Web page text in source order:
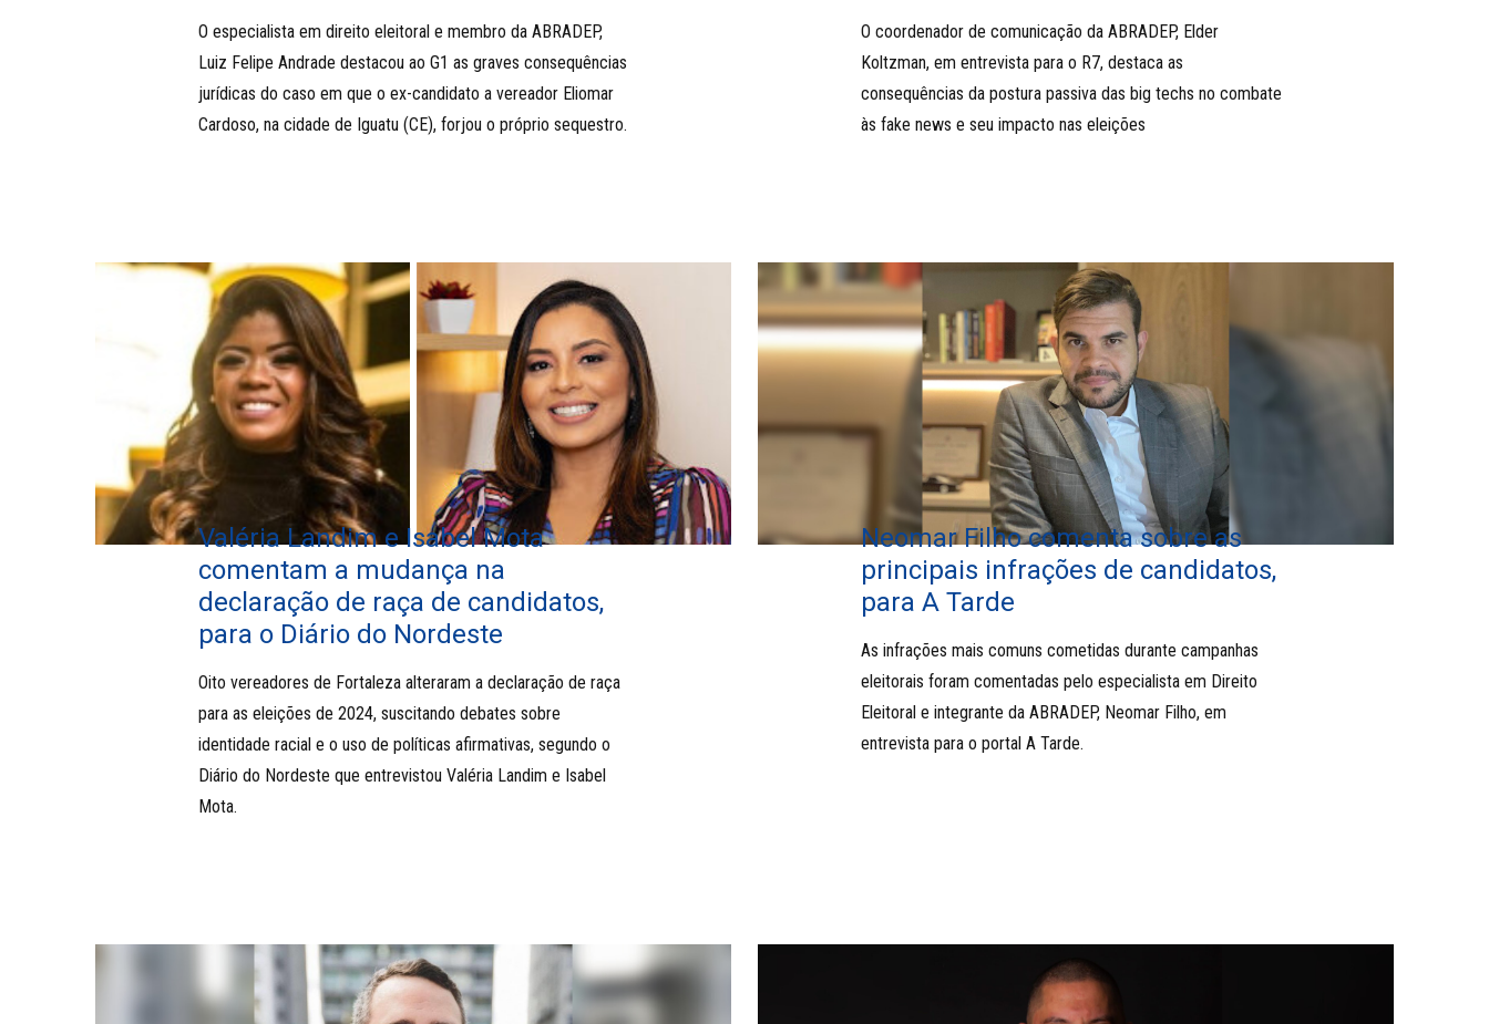
O especialista em direito eleitoral e membro da ABRADEP,
Luiz Felipe Andrade destacou ao G1 as graves consequências
jurídicas do caso em que o ex-candidato a vereador Eliomar
Cardoso, na cidade de Iguatu (CE), forjou o próprio sequestro.
O coordenador de comunicação da ABRADEP, Elder
Koltzman, em entrevista para o R7, destaca as
consequências da postura passiva das big techs no combate
às fake news e seu impacto nas eleições
Valéria Landim e Isabel Mota
comentam a mudança na
declaração de raça de candidatos,
para o Diário do Nordeste
Oito vereadores de Fortaleza alteraram a declaração de raça
para as eleições de 2024, suscitando debates sobre
identidade racial e o uso de políticas afirmativas, segundo o
Diário do Nordeste que entrevistou Valéria Landim e Isabel
Mota.
Neomar Filho comenta sobre as
principais infrações de candidatos,
para A Tarde
As infrações mais comuns cometidas durante campanhas
eleitorais foram comentadas pelo especialista em Direito
Eleitoral e integrante da ABRADEP, Neomar Filho, em
entrevista para o portal A Tarde.